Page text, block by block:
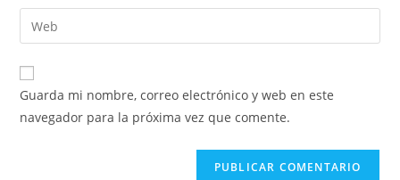
de
usuario
para
comentar
dirección
de
electrónico
para
comentar
Introduce
la
URL
de
Guarda mi nombre, correo electrónico y web en este
navegador para la próxima vez que comente.